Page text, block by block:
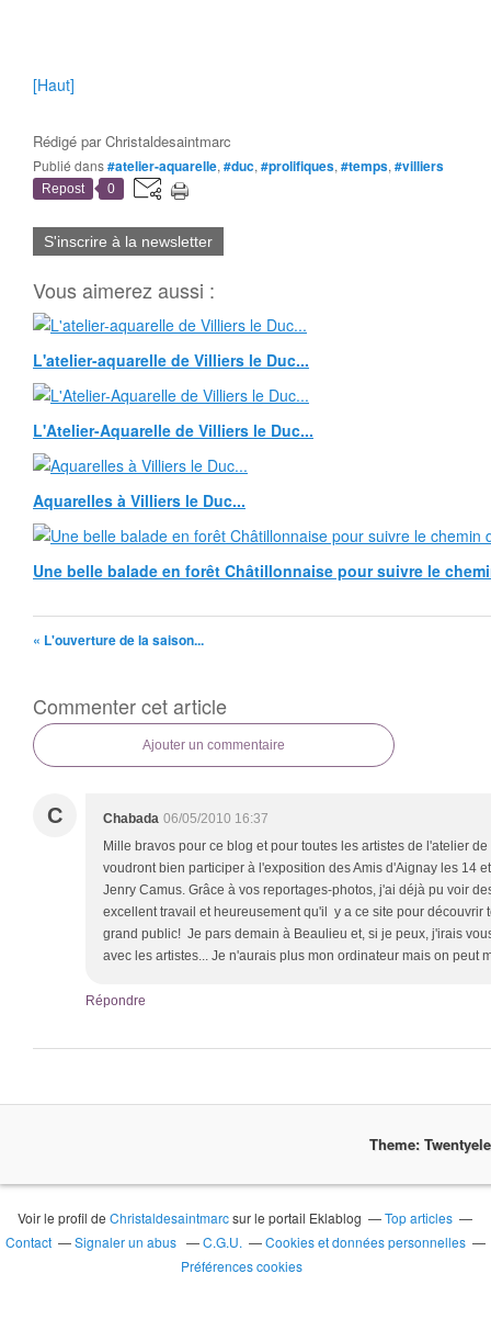
[Haut]
Rédigé parChristaldesaintmarc
Publié dans#atelier-aquarelle, #duc, #prolifiques, #temps, #villiers
Repost 0
S'inscrire à la newsletter
Vous aimerez aussi :
L'atelier-aquarelle de Villiers le Duc...
L'Atelier-Aquarelle de Villiers le Duc...
Aquarelles à Villiers le Duc...
Une belle balade en forêt Châtillonnaise pour suivre le
« L'ouverture de la saison...
Commenter cet article
Ajouter un commentaire
C Chabada 06/05/2010 16:37
Mille bravos pour ce blog et pour toutes les artistes de l'atelier
voudront bien participer à l'exposition des Amis d'Aignay les 14
Jenry Camus. Grâce à vos reportages-photos, j'ai déjà pu voir
excellent travail et heureusement qu'il y a ce site pour découvrir
grand public! Je pars demain à Beaulieu et, si je peux, j'irais
avec les artistes... Je n'aurais plus mon ordinateur mais on peut
Répondre
Theme:
Voir le profil deChristaldesaintmarcsur le portail Eklablog
Top articles
Contact
Signaler un abus C.G.U.
Cookies et données personnelles
Préférences cookies